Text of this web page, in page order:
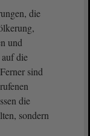
die
und
die
sind
die
sondern